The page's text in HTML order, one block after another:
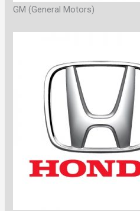
GM (General Motors)